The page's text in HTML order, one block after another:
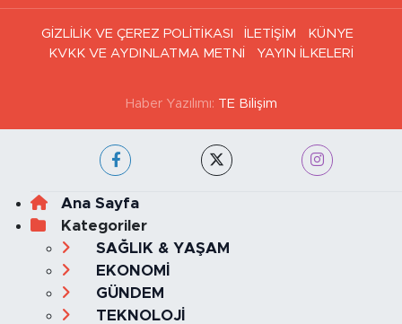
GİZLİLİK VE ÇEREZ POLİTİKASI İLETİŞİM
KÜNYE
KVKK VE AYDINLATMA METNİ
YAYIN İLKELERİ
Haber Yazılımı: TE Bilişim
Ana Sayfa
Kategoriler
SAĞLIK & YAŞAM
EKONOMİ
GÜNDEM
TEKNOLOJİ